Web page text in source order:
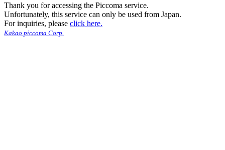
Thank you for accessing the Piccoma service.
Unfortunately, this service can only be used from Japan.
For inquiries, please click here.
Kakao piccoma Corp.